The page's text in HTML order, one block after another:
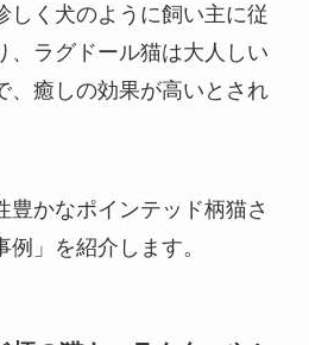
しく犬のように飼い主に従
、ラグドール猫は大人しい
、癒しの効果が高いとされ
豊かなポインテッド柄猫さ
」を紹介します。